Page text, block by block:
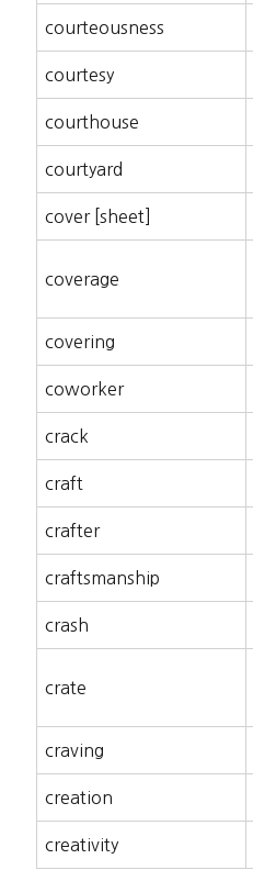
courteousness
courtesy
courthouse
courtyard
cover [sheet]
coverage
covering
coworker
crack
craft
crafter
craftsmanship
crash
crate
craving
creation
creativity